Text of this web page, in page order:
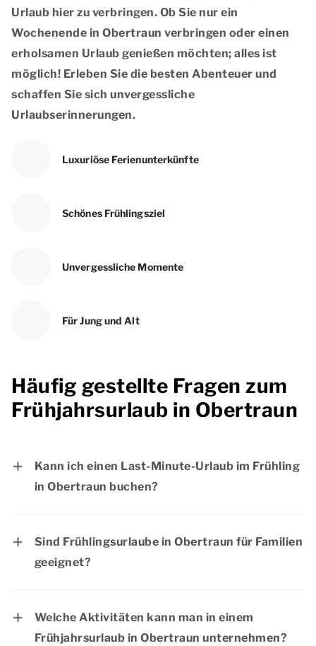
Urlaub hier zu verbringen. Ob Sie nur ein
Wochenende in Obertraun verbringen oder einen
erholsamen Urlaub genießen möchten; alles ist
möglich! Erleben Sie die besten Abenteuer und
schaffen Sie sich unvergessliche
Urlaubserinnerungen.
Luxuriöse Ferienunterkünfte
Schönes Frühlingsziel
Unvergessliche Momente
Für Jung und Alt
Häufig gestellte Fragen zum
Frühjahrsurlaub in Obertraun
Kann ich einen Last-Minute-Urlaub im Frühling
in Obertraun buchen?
Wunschunterkunft länger im Voraus zu buchen.
Sind Frühlingsurlaube in Obertraun für Familien
geeignet?
Welche Aktivitäten kann man in einem
Frühjahrsurlaub in Obertraun unternehmen?